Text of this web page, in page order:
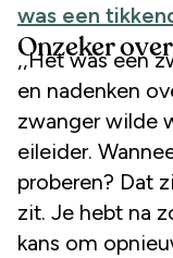
was een
Onzeker
,,Het was een
en nadenken
zwanger wilde
eileider.
proberen? Dat
zit. Je hebt na
kans om